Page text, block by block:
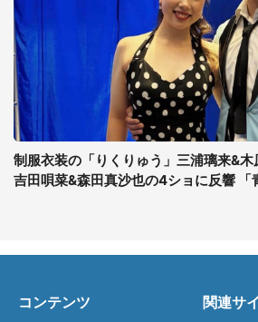
制服衣装の「りくりゅう」三浦璃来&木
吉田唄菜&森田真沙也の4ショに反響 「
コンテンツ 関連サ